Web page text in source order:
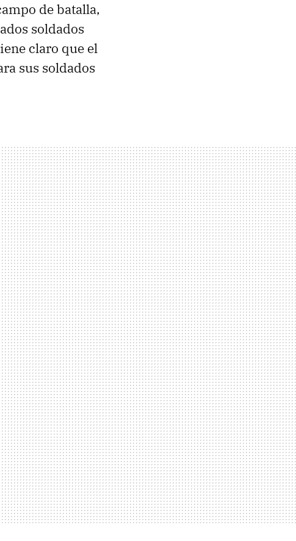
de batalla,
soldados
claro que el
sus soldados